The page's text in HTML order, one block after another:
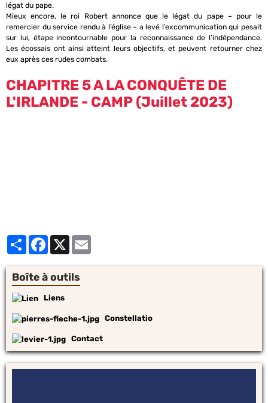
légat du pape.
Mieux encore, le roi Robert annonce que le légat du pape – pour le
remercier du service rendu à l’église – a levé l’excommunication qui pesait
sur lui, étape incontournable pour la reconnaissance de l’indépendance.
Les écossais ont ainsi atteint leurs objectifs, et peuvent retourner chez
eux après ces rudes combats.
CHAPITRE 5 A LA CONQUÊTE DE
L'IRLANDE - CAMP (Juillet 2023)
PartagerFacebook
X
Boîte à outils
Liens
Constellatio
Contact